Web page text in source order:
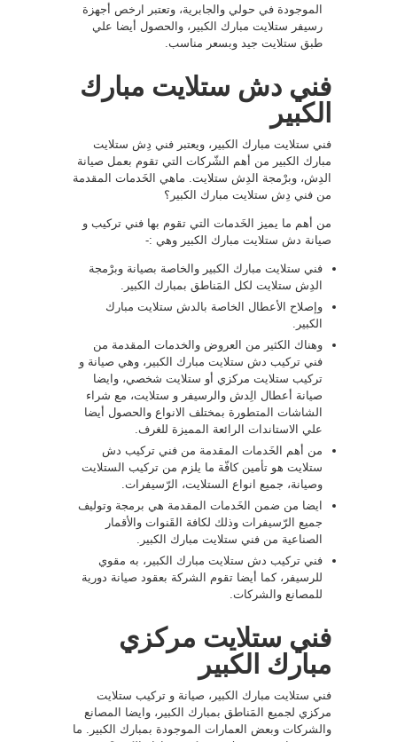
الموجودة في حولي والجابرية، وتعتبر ارخص أجهزة
رسيفر ستلايت مبارك الكبير، والحصول أيضا علي
طبق ستلايت جيد وبسعر مناسب.
فني دش ستلايت مبارك
الكبير
فني ستلايت مبارك الكبير، ويعتبر فني دِش ستلايت
مبارك الكبير من أهم الشّركات التي تقوم بعمل صيانة
الدِش، وبرْمجة الدِش ستلايت. ماهي الخَدمات المقدمة
من فني دِش ستلايت مبارك الكبير؟
من أهم ما يميز الخَدمات التي تقوم بها فني تركيب و
صيانة دش ستلايت مبارك الكبير وهي :-
فني ستلايت مبارك الكبير والخاصة بصيانة وبرْمجة
الدِش ستلايت لكل المَناطق بمبارك الكبير.
وإصلاح الأعطال الخاصة بالدش ستلايت مبارك
الكبير.
وهناك الكثير من العروض والخدمات المقدمة من
فني تركيب دش ستلايت مبارك الكبير، وهي صيانة و
تركيب ستلايت مركزي أو ستلايت شخصي، وايضا
صيانة أعطال الِدش والرسيفر و ستلايت، مع شراء
الشاشات المتطورة بمختلف الانواع والحصول أيضا
علي الاستاندات الرائعة المميزة للغرف.
من أهم الخَدمات المقدمة من فني تركيب دش
ستلايت هو تأمين كافّة ما يلزم من تركيب الستلايت
وصيانة، جميع انواع الستلايت، الرّسيفرات.
ايضا من ضمن الخَدمات المقدمة هي برمجة وتوليف
جميع الرّسيفرات وذلك لكافة القَنوات والأقمار
الصناعية من فني ستلايت مبارك الكبير.
فني تركيب دش ستلايت مبارك الكبير، به مقوي
للرسيفر، كما أيضا تقوم الشركة بعقود صيانة دورية
للمصانع والشركات.
فني ستلايت مركزي
مبارك الكبير
فني ستلايت مبارك الكبير، صيانة و تركيب ستلايت
مركزي لجميع المَناطق بمبارك الكبير، وايضا المصانع
والشركات وبعض العمارات الموجودة بمبارك الكبير. ما